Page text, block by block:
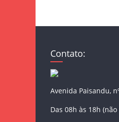
Contato:
Avenida Paisandu,
Das 08h às 18h